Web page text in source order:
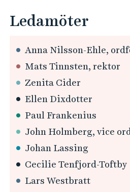
Ledamöter
Anna Nilsson-Ehle,
Mats Tinnsten, rektor
Zenita Cider
Ellen Dixdotter
Paul Frankenius
John Holmberg, vice
Johan Lassing
Cecilie Tenfjord-Toftby
Lars Westbratt